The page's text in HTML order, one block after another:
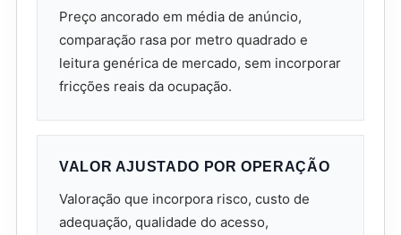
Preço ancorado em média de anúncio,
comparação rasa por metro quadrado e
leitura genérica de mercado, sem incorporar
fricções reais da ocupação.
VALOR AJUSTADO POR OPERAÇÃO
Valoração que incorpora risco, custo de
adequação, qualidade do acesso,